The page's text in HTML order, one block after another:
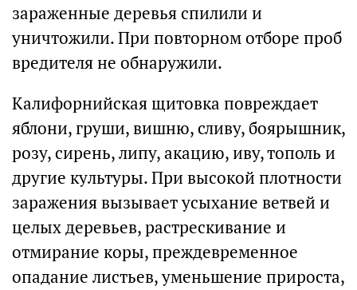
зараженные деревья спилили и
уничтожили. При повторном отборе проб
вредителя не обнаружили.
Калифорнийская щитовка повреждает
яблони, груши, вишню, сливу, боярышник,
розу, сирень, липу, акацию, иву, тополь и
другие культуры. При высокой плотности
заражения вызывает усыхание ветвей и
целых деревьев, растрескивание и
отмирание коры, преждевременное
опадание листьев, уменьшение прироста,